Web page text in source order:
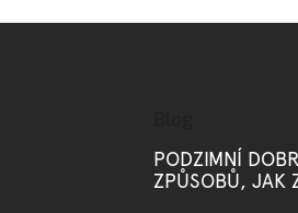
PODZIMNÍ
ZPŮSOBŮ, JAK